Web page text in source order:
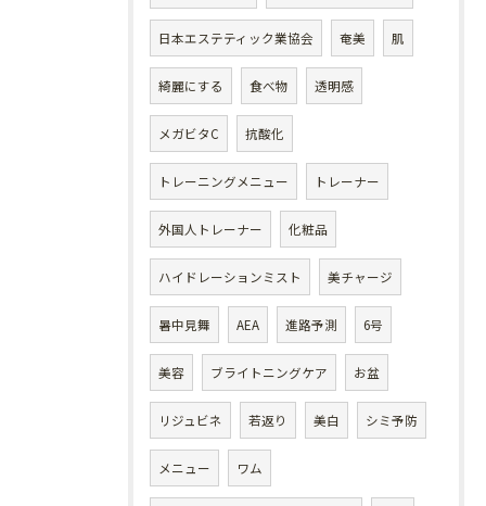
日本エステティック業協会 奄美 肌
綺麗にする 食べ物 透明感
メガビタC 抗酸化
トレーニングメニュー トレーナー
外国人トレーナー 化粧品
ハイドレーションミスト 美チャージ
暑中見舞 AEA 進路予測 6号
美容 ブライトニングケア お盆
リジュビネ 若返り 美白 シミ予防
メニュー ワム